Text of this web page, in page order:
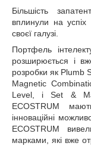
Більшість
вплинули на успіх
своєї галузі.
Портфель
розширюється і
розробки як
Magnetic
Level, і Set &
ECOSTRUM
інноваційні
ECOSTRUM
марками, які вже